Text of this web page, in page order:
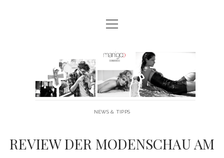
MANIGOO BLOG
MANIGOO MODELS
IMPRESSUM & DATENSCHUTZ
Menü
öffnen
Manigoo
NEWS & TIPPS
REVIEW DER MODENSCHAU AM